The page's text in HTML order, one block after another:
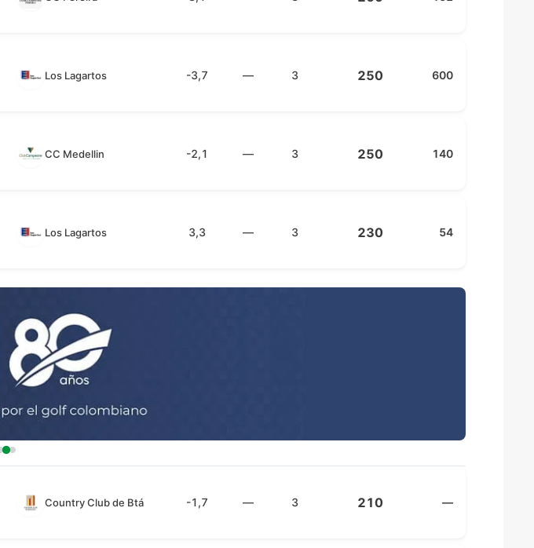
Los Lagartos -3,7 — 3 250 600
CC Medellin -2,1 — 3 250 140
Los Lagartos 3,3 — 3 230 54
Country Club de Btá -1,7 — 3 210 —